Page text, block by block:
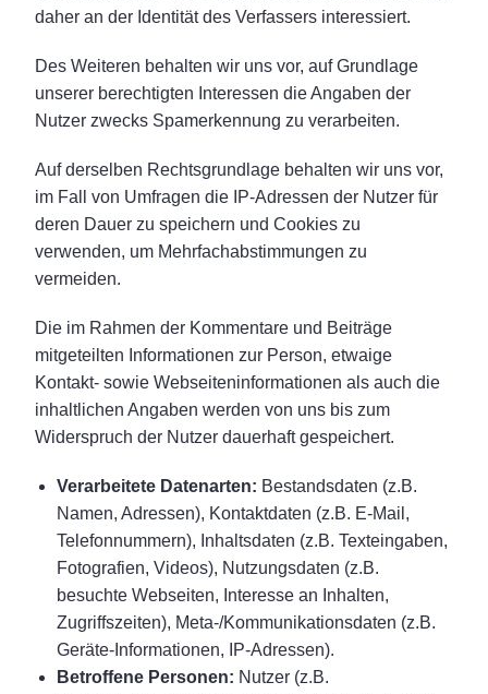
daher an der Identität des Verfassers interessiert.
Des Weiteren behalten wir uns vor, auf Grundlage
unserer berechtigten Interessen die Angaben der
Nutzer zwecks Spamerkennung zu verarbeiten.
Auf derselben Rechtsgrundlage behalten wir uns vor,
im Fall von Umfragen die IP-Adressen der Nutzer für
deren Dauer zu speichern und Cookies zu
verwenden, um Mehrfachabstimmungen zu
vermeiden.
Die im Rahmen der Kommentare und Beiträge
mitgeteilten Informationen zur Person, etwaige
Kontakt- sowie Webseiteninformationen als auch die
inhaltlichen Angaben werden von uns bis zum
Widerspruch der Nutzer dauerhaft gespeichert.
Verarbeitete Datenarten: Bestandsdaten (z.B.
Namen, Adressen), Kontaktdaten (z.B. E-Mail,
Telefonnummern), Inhaltsdaten (z.B. Texteingaben,
Fotografien, Videos), Nutzungsdaten (z.B.
besuchte Webseiten, Interesse an Inhalten,
Zugriffszeiten), Meta-/Kommunikationsdaten (z.B.
Geräte-Informationen, IP-Adressen).
Betroffene Personen: Nutzer (z.B.